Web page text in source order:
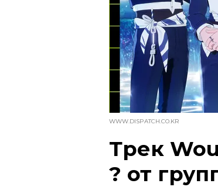
WWW.DISPATCH.CO.KR
Трек
? от